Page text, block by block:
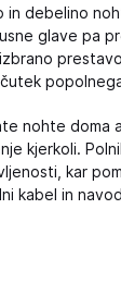
debelino
glave pa
nohte doma
kjerkoli.
kar
kabel in